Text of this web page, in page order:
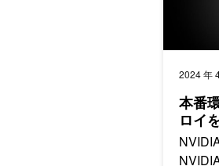
2024 年
本番
ロイ